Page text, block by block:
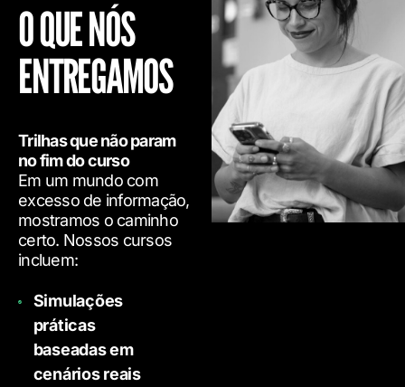
O QUE NÓS
ENTREGAMOS
Trilhas que não param
no fim do curso
Em um mundo com
excesso de informação,
mostramos o caminho
certo. Nossos cursos
incluem:
Simulações
práticas
baseadas em
cenários reais